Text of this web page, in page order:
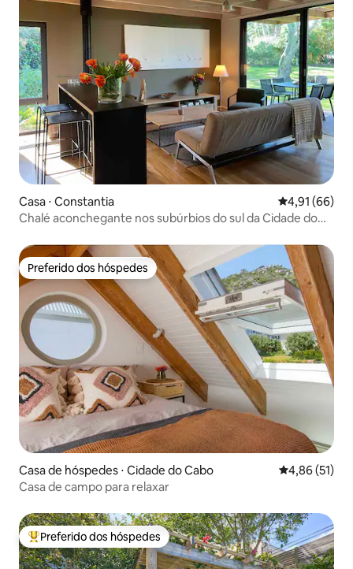
Casa ⋅ Constantia 4,91 de uma
4,91 (66)
Chalé aconchegante nos subúrbios do sul da Cidade do
Preferido dos hóspedes
Preferido dos hóspedes
Casa de hóspedes ⋅ Cidade do Cabo 4,86 de uma
4,86 (51)
Casa de campo para relaxar
Entre os melhores preferidos dos hóspedes
Preferido dos hóspedes